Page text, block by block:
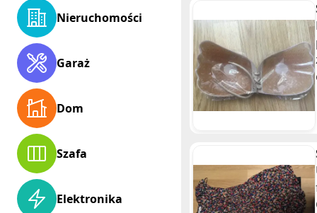
Nieruchomości
Garaż
Dom
Szafa
Elektronika